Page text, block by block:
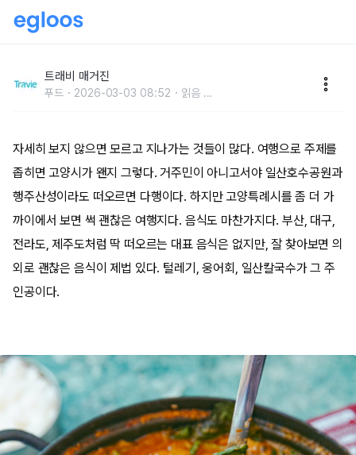
트래비 매거진
푸드 2026-03-03 08:52 읽음 ...
자세히 보지 않으면 모르고 지나가는 것들이 많다. 여행으로 주제를
좁히면 고양시가 왠지 그렇다. 거주민이 아니고서야 일산호수공원과
행주산성이라도 떠오르면 다행이다. 하지만 고양특례시를 좀 더 가
까이에서 보면 썩 괜찮은 여행지다. 음식도 마찬가지다. 부산, 대구,
전라도, 제주도처럼 딱 떠오르는 대표 음식은 없지만, 잘 찾아보면 의
외로 괜찮은 음식이 제법 있다. 털레기, 웅어회, 일산칼국수가 그 주
인공이다.